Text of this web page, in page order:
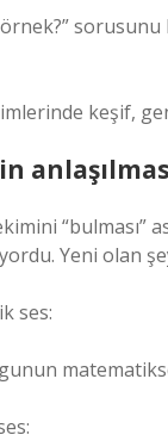
keşif,
“bulması”
Yeni olan
ses: